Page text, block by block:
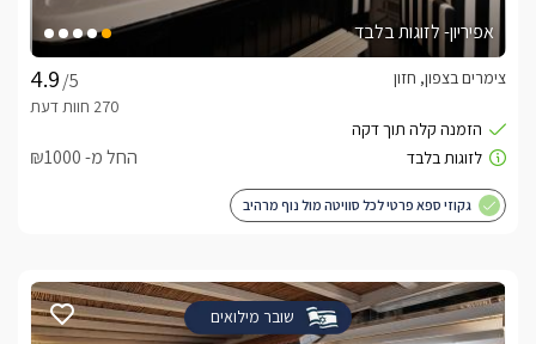
אפיריון- לזוגות בלבד
/5
צימרים בצפון, חזון
החל מ- ₪1000
גקוזי ספא פרטי לכל סוויטה מול נוף מרהיב
שובר מילואים